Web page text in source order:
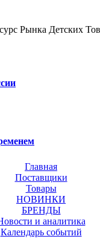
Рынка Детских
Главная
Поставщики
Товары
НОВИНКИ
БРЕНДЫ
и аналитика
Календарь событий